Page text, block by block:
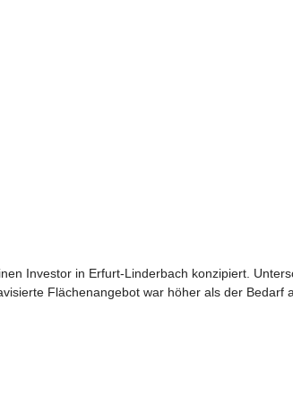
Investor in Erfurt-Linderbach konzipiert.
Flächenangebot war höher als der Bedarf